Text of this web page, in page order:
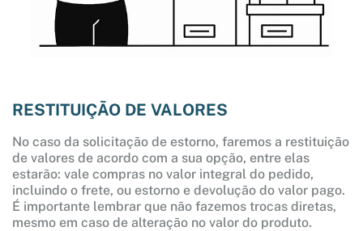
RESTITUIÇÃO DE VALORES
No caso da solicitação de estorno, faremos a restituição
de valores de acordo com a sua opção, entre elas
estarão: vale compras no valor integral do pedido,
incluindo o frete, ou estorno e devolução do valor pago.
É importante lembrar que não fazemos trocas diretas,
mesmo em caso de alteração no valor do produto.